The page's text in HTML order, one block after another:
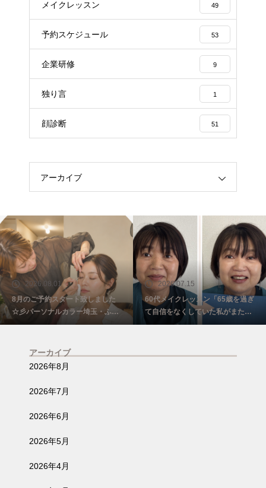
メイクレッスン 49
予約スケジュール 53
企業研修 9
独り言 1
顔診断 51
アーカイブ
2026.08.01
8月のご予約スタート致しました
☆彡パーソナルカラー埼玉・ふじ
み野
2026.07.15
60代メイクレッスン「65歳を過ぎ
て自信をなくしていた私がまた少
し前を向けました☺️埼玉・ふじみ
アーカイブ
2026年8月
2026年7月
2026年6月
2026年5月
2026年4月